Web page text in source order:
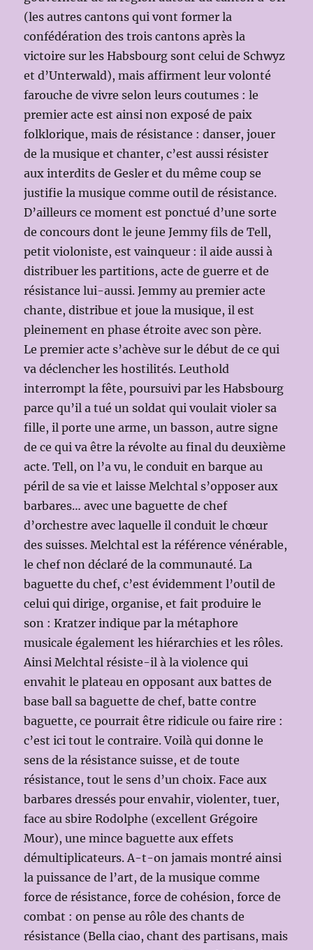
(les autres cantons qui vont former la
confédération des trois cantons après la
victoire sur les Habsbourg sont celui de Schwyz
et d’Unterwald), mais affirment leur volonté
farouche de vivre selon leurs coutumes : le
premier acte est ainsi non exposé de paix
folklorique, mais de résistance : danser, jouer
de la musique et chanter, c’est aussi résister
aux interdits de Gesler et du même coup se
justifie la musique comme outil de résistance.
D’ailleurs ce moment est ponctué d’une sorte
de concours dont le jeune Jemmy fils de Tell,
petit violoniste, est vainqueur : il aide aussi à
distribuer les partitions, acte de guerre et de
résistance lui-aussi. Jemmy au premier acte
chante, distribue et joue la musique, il est
pleinement en phase étroite avec son père.
Le premier acte s’achève sur le début de ce qui
va déclencher les hostilités. Leuthold
interrompt la fête, poursuivi par les Habsbourg
parce qu’il a tué un soldat qui voulait violer sa
fille, il porte une arme, un basson, autre signe
de ce qui va être la révolte au final du deuxième
acte. Tell, on l’a vu, le conduit en barque au
péril de sa vie et laisse Melchtal s’opposer aux
barbares… avec une baguette de chef
d’orchestre avec laquelle il conduit le chœur
des suisses. Melchtal est la référence vénérable,
le chef non déclaré de la communauté. La
baguette du chef, c’est évidemment l’outil de
celui qui dirige, organise, et fait produire le
son : Kratzer indique par la métaphore
musicale également les hiérarchies et les rôles.
Ainsi Melchtal résiste-il à la violence qui
envahit le plateau en opposant aux battes de
base ball sa baguette de chef, batte contre
baguette, ce pourrait être ridicule ou faire rire :
c’est ici tout le contraire. Voilà qui donne le
sens de la résistance suisse, et de toute
résistance, tout le sens d’un choix. Face aux
barbares dressés pour envahir, violenter, tuer,
face au sbire Rodolphe (excellent Grégoire
Mour), une mince baguette aux effets
démultiplicateurs. A-t-on jamais montré ainsi
la puissance de l’art, de la musique comme
force de résistance, force de cohésion, force de
combat : on pense au rôle des chants de
résistance (Bella ciao, chant des partisans, mais